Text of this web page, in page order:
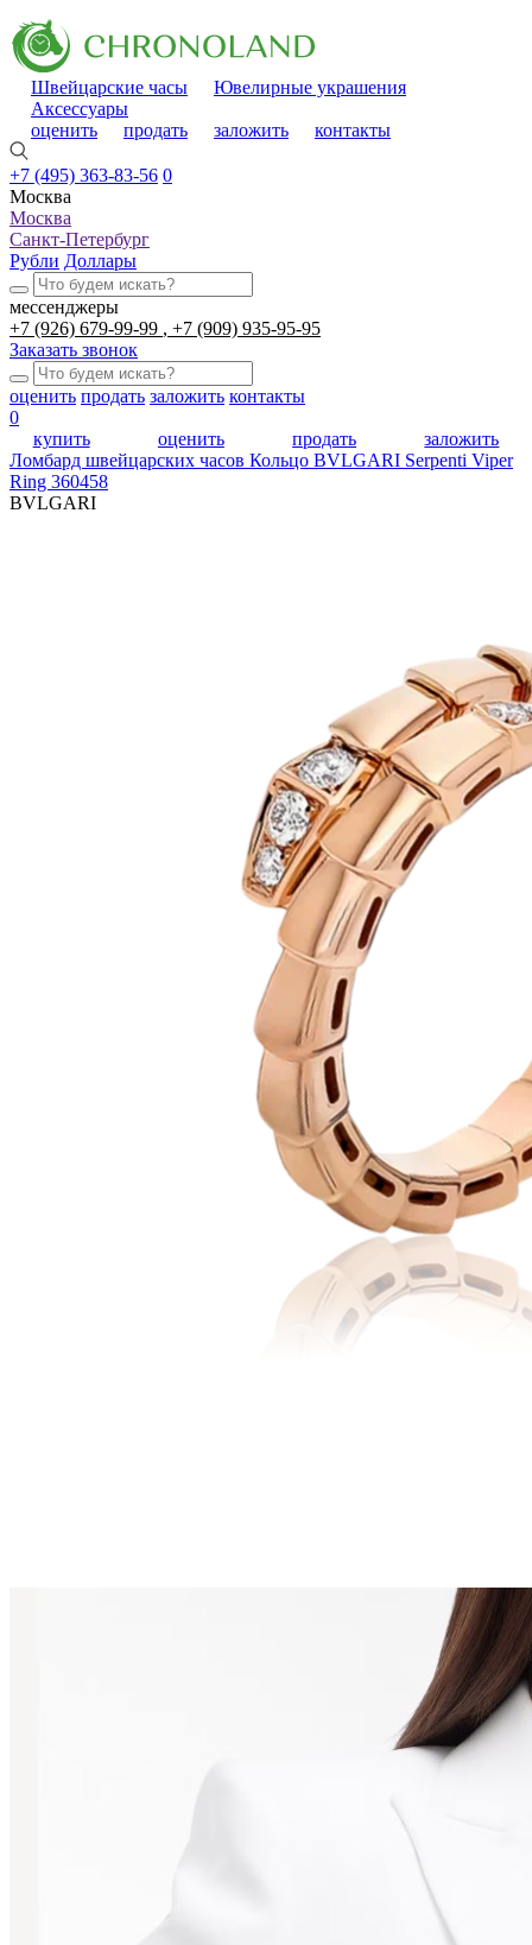
Швейцарские часы
Ювелирные украшения
Аксессуары
оценить
продать заложить контакты
+7 (495) 363-83-56 0
Москва
Москва
Санкт-Петербург
Рубли Доллары
мессенджеры
+7 (926) 679-99-99
+7 (909) 935-95-95
Заказать звонок
оценить продать заложить контакты
0
купить
оценить продать
заложить
Ломбард швейцарских часов Кольцо BVLGARI Serpenti Viper
Ring 360458
BVLGARI